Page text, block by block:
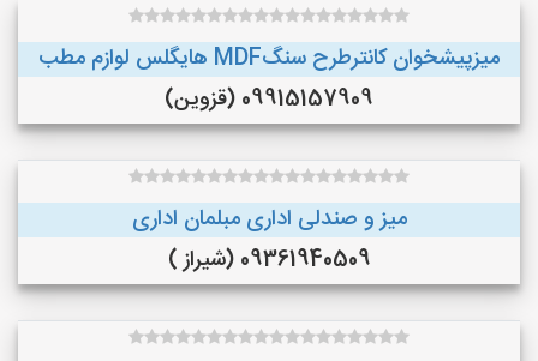
میزپیشخوان کانترطرح سنگMDF هایگلس لوازم مطب
09915157909 (قزوین)
میز و صندلی اداری مبلمان اداری
09361940509 (شیراز )